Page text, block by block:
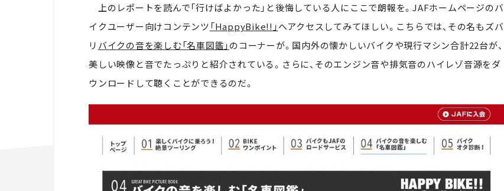
上のレポートを読んで「行けばよかった」と後悔している人にここで朗報を。JAFホームページのバ
イクユーザー向けコンテンツ 「HappyBike!!」へアクセスしてみてほしい。こちらでは、その名もズバ
リ バイクの音を楽しむ「名車図鑑」のコーナーが。国内外の懐かしいバイクや現行マシン合計22台が、
美しい映像と音でたっぷりと紹介されている。さらに、そのエンジン音や排気音のハイレゾ音源をダ
ウンロードして聴くことができるのだ。